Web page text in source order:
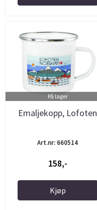
På lager
Emaljekopp, Lofoten
Art.nr: 660514
158,-
Kjøp